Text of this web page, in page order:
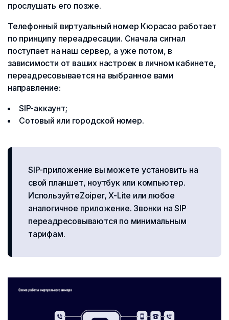
прослушать его позже.
Телефонный виртуальный номер Кюрасао работает
по принципу переадресации. Сначала сигнал
поступает на наш сервер, а уже потом, в
зависимости от ваших настроек в личном кабинете,
переадресовывается на выбранное вами
направление:
SIP-аккаунт;
Сотовый или городской номер.
SIP-приложение вы можете установить на
свой планшет, ноутбук или компьютер.
ИспользуйтеZoiper, X-Lite или любое
аналогичное приложение. Звонки на SIP
переадресовываются по минимальным
тарифам.